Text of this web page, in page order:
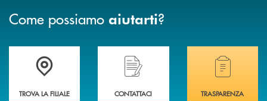
Come possiamo aiutarti?
Trova la filiale più vicina a te .
TROVA LA FILIALE
Hai bisogno di assistenza immediata?
CONTATTACI
Hai bisogno di
TRASPARENZA